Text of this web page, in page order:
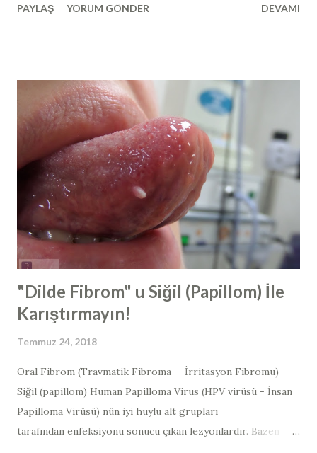
Endoskopik burun içi muayenesi esnasında görülebilir. Yan
ameliyatlarının tamamında ilave olarak geniz eti ameliyatı da
yapılmaktadır. Bunun yanında, geniz eti ameliyatı
(adenoidektomi) tek başına ya da kulak tüpü takılması
ameliyatları ile birlikte de yapılabilmektedir. Geniz eti
ameliyatı tarihçesi 1800' lu yılların sonunda, geniz etinin
burunla ilgili şikayetler ve işitme kaybından sorumlu
olabileceği, Kopenhag, Danimarka' dan Willhelm Meyer
tarafından belirtilmiş ve yine sonrasında geniz eti
ameliyatlarına başlanmıştır. En sık yapılan ameliyatlardan ...
PAYLAŞ YORUM GÖNDER DEVAMI
"Dilde Fibrom" u Siğil (Papillom) İle
Karıştırmayın!
Temmuz 24, 2018
Oral Fibrom (Travmatik Fibroma - İrritasyon Fibromu)
Siğil (papillom) Human Papilloma Virus (HPV virüsü - İnsan
Papilloma Virüsü) nün iyi huylu alt grupları
tarafından enfeksiyonu sonucu çıkan lezyonlardır. Bazen